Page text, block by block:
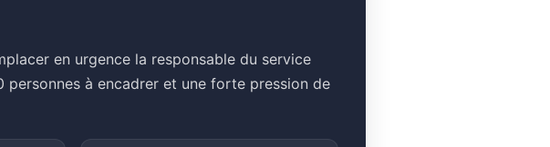
en urgence la responsable du service
à encadrer et une forte pression de